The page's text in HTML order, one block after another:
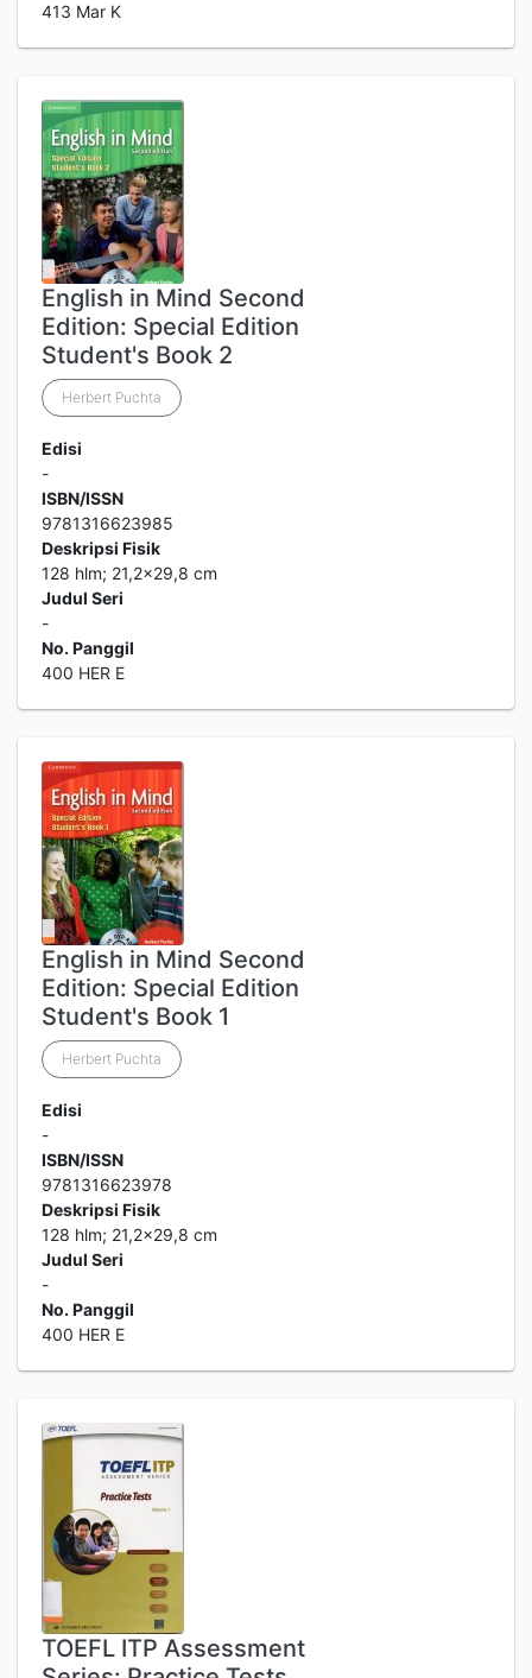
413 Mar K
English in Mind Second
Edition: Special Edition
Student's Book 2
Herbert Puchta
Edisi
-
ISBN/ISSN
9781316623985
Deskripsi Fisik
128 hlm; 21,2x29,8 cm
Judul Seri
-
No. Panggil
400 HER E
English in Mind Second
Edition: Special Edition
Student's Book 1
Herbert Puchta
Edisi
-
ISBN/ISSN
9781316623978
Deskripsi Fisik
128 hlm; 21,2x29,8 cm
Judul Seri
-
No. Panggil
400 HER E
TOEFL ITP Assessment